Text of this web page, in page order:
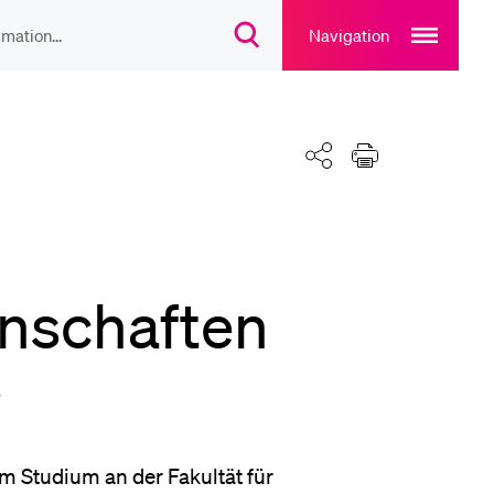
SuchdialogNavigation
main
navigation
Teilen Drucken
Studium an der Fakultät für